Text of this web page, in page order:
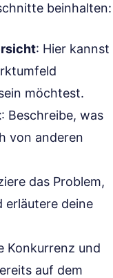
beinhalten:
: Hier kannst
möchtest.
: Beschreibe, was
von anderen
das Problem,
erläutere deine
Konkurrenz und
auf dem